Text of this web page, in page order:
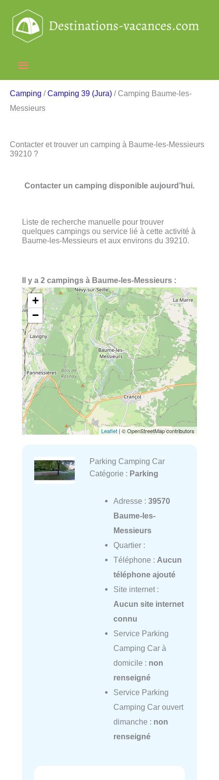
contenu
Menu
principal
Camping /Camping 39 (Jura) / Camping Baume-les-
Messieurs
Contacter et trouver un camping à Baume-les-Messieurs
39210 ?
Contacter un camping disponible aujourd’hui.
Liste de recherche manuelle pour trouver
quelques campings ou service lié à cette activité à
Baume-les-Messieurs et aux environs du 39210.
Il y a 2 campings à Baume-les-Messieurs :
+
−
Leaflet | © OpenStreetMap contributors
Parking Camping Car
Catégorie : Parking
Adresse : 39570
Baume-les-
Messieurs
Quartier :
Téléphone : Aucun
téléphone ajouté
Site internet :
Aucun site internet
connu
Service Parking
Camping Car à
domicile : non
renseigné
Service Parking
Camping Car ouvert
dimanche : non
renseigné